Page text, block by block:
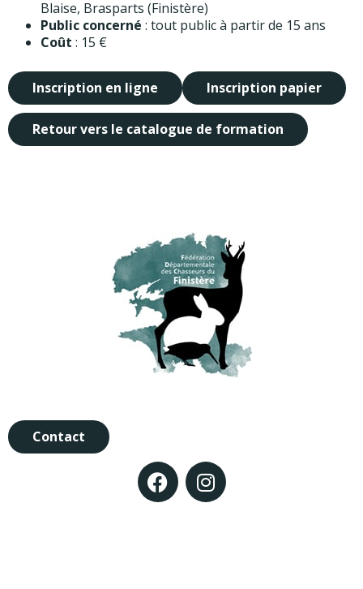
Blaise, Brasparts (Finistère)
Public concerné : tout public à partir de 15 ans
Coût : 15 €
Inscription en ligne Inscription papier
Retour vers le catalogue de formation
Contact